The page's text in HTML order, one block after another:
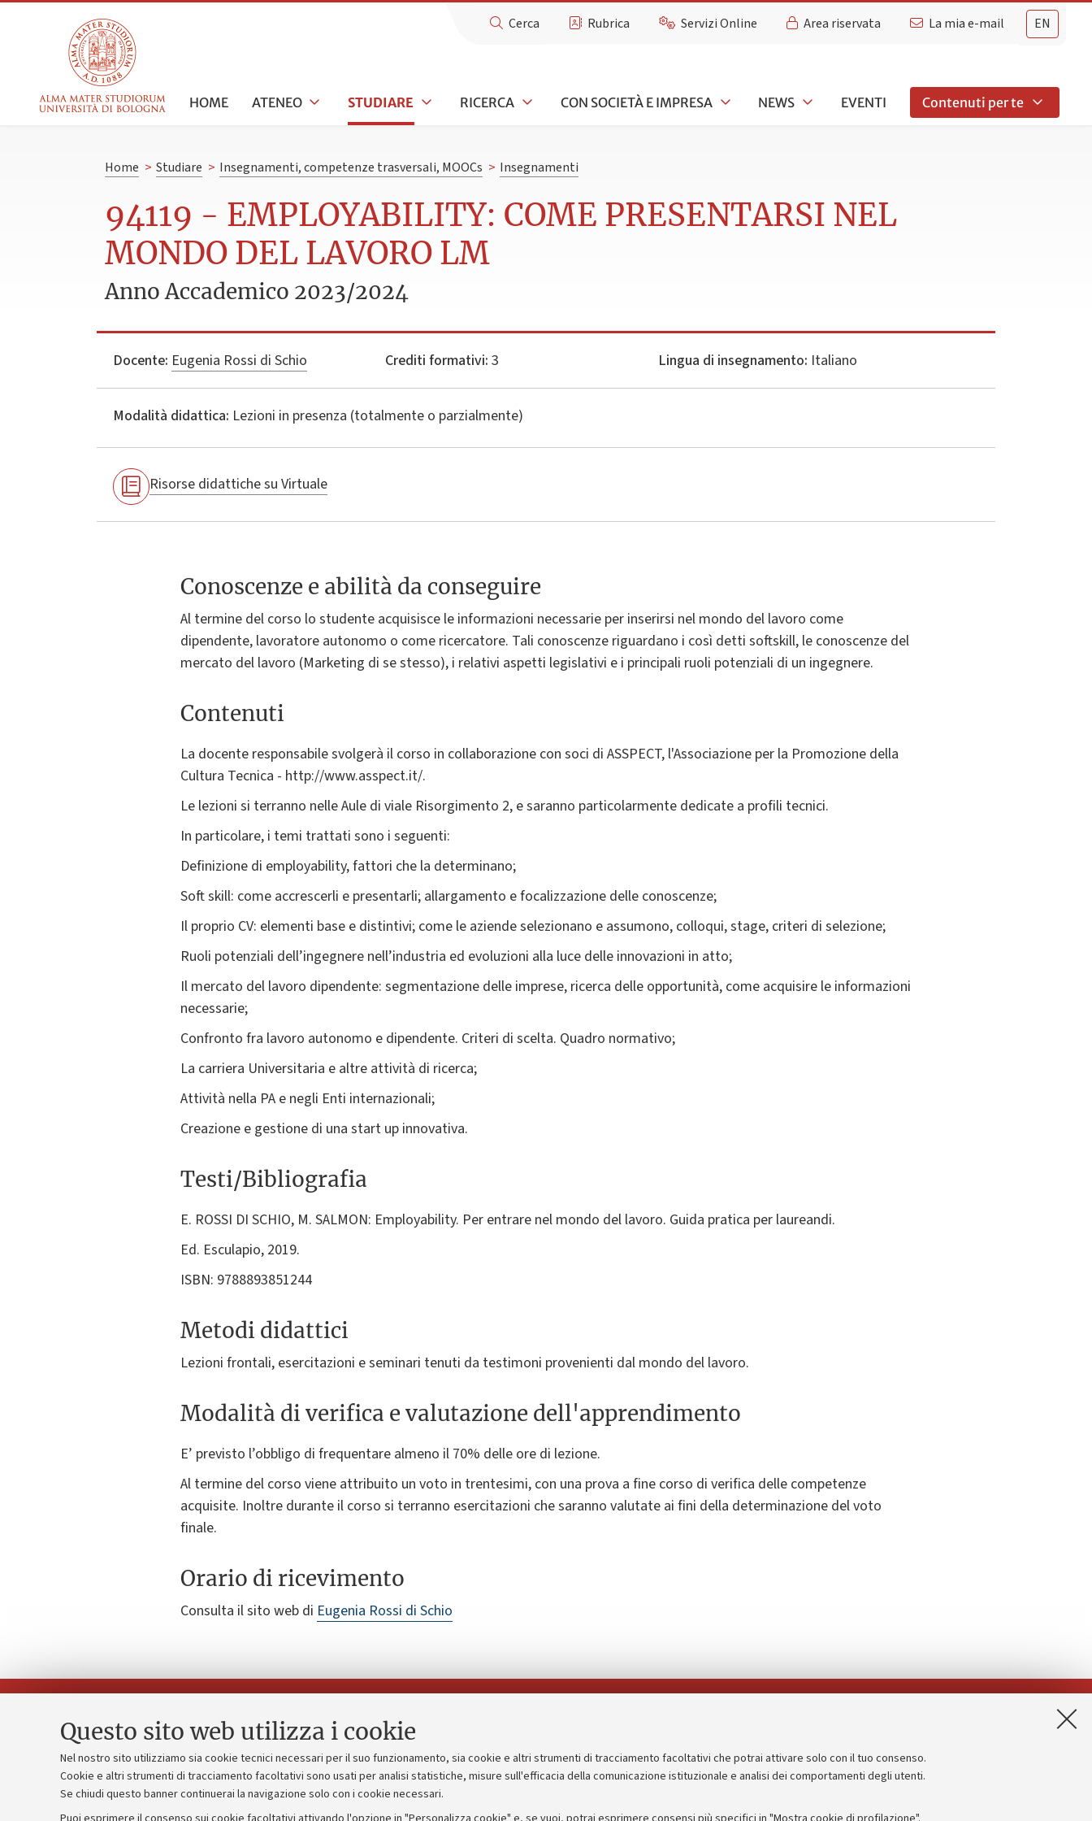
Questo sito web utilizza i cookie
Nel nostro sito utilizziamo sia cookie tecnici necessari per il suo funzionamento, sia cookie e altri strumenti di tracciamento facoltativi che potrai attivare solo con il tuo consenso.
Cookie e altri strumenti di tracciamento facoltativi sono usati per analisi statistiche, misure sull'efficacia della comunicazione istituzionale e analisi dei comportamenti degli utenti.
Se chiudi questo banner continuerai la navigazione solo con i cookie necessari.
EN
Cerca Rubrica Servizi Online Area riservata La mia e-mail
HOME ATENEO STUDIARE RICERCA CON SOCIETÀ E IMPRESA NEWS EVENTI Contenuti per te
Home > Studiare > Insegnamenti, competenze trasversali, MOOCs > Insegnamenti
94119 - EMPLOYABILITY: COME PRESENTARSI NEL
MONDO DEL LAVORO LM
Anno Accademico 2023/2024
Docente: Eugenia Rossi di Schio Crediti formativi: 3 Lingua di insegnamento: Italiano
Modalità didattica: Lezioni in presenza (totalmente o parzialmente)
Risorse didattiche su Virtuale
Conoscenze e abilità da conseguire
Al termine del corso lo studente acquisisce le informazioni necessarie per inserirsi nel mondo del lavoro come
dipendente, lavoratore autonomo o come ricercatore. Tali conoscenze riguardano i così detti softskill, le conoscenze del
mercato del lavoro (Marketing di se stesso), i relativi aspetti legislativi e i principali ruoli potenziali di un ingegnere.
Contenuti
La docente responsabile svolgerà il corso in collaborazione con soci di ASSPECT, l'Associazione per la Promozione della
Cultura Tecnica - http://www.asspect.it/.
Le lezioni si terranno nelle Aule di viale Risorgimento 2, e saranno particolarmente dedicate a profili tecnici.
In particolare, i temi trattati sono i seguenti:
Definizione di employability, fattori che la determinano;
Soft skill: come accrescerli e presentarli; allargamento e focalizzazione delle conoscenze;
Il proprio CV: elementi base e distintivi; come le aziende selezionano e assumono, colloqui, stage, criteri di selezione;
Ruoli potenziali dell’ingegnere nell’industria ed evoluzioni alla luce delle innovazioni in atto;
Il mercato del lavoro dipendente: segmentazione delle imprese, ricerca delle opportunità, come acquisire le informazioni
necessarie;
Confronto fra lavoro autonomo e dipendente. Criteri di scelta. Quadro normativo;
La carriera Universitaria e altre attività di ricerca;
Attività nella PA e negli Enti internazionali;
Creazione e gestione di una start up innovativa.
Testi/Bibliografia
E. ROSSI DI SCHIO, M. SALMON: Employability. Per entrare nel mondo del lavoro. Guida pratica per laureandi.
Ed. Esculapio, 2019.
ISBN: 9788893851244
Metodi didattici
Lezioni frontali, esercitazioni e seminari tenuti da testimoni provenienti dal mondo del lavoro.
Modalità di verifica e valutazione dell'apprendimento
E’ previsto l’obbligo di frequentare almeno il 70% delle ore di lezione.
Al termine del corso viene attribuito un voto in trentesimi, con una prova a fine corso di verifica delle competenze
acquisite. Inoltre durante il corso si terranno esercitazioni che saranno valutate ai fini della determinazione del voto
finale.
Orario di ricevimento
Consulta il sito web di Eugenia Rossi di Schio
Contatti e PEC
Uffici dell'amministrazione generale
Piano strategico
Bilanci
Bandi, gare e concorsi
Informazioni sul sito e accessibilità